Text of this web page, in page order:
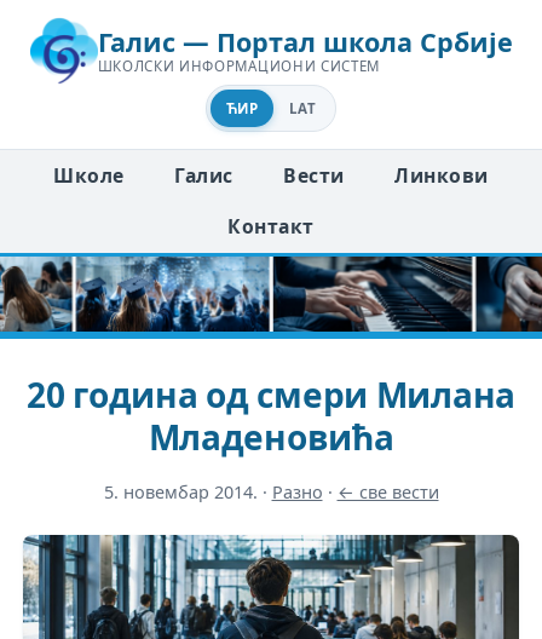
Галис — Портал школа Србије
ШКОЛСКИ ИНФОРМАЦИОНИ СИСТЕМ
ЋИР LAT
Школе Галис Вести
Линкови
Контакт
20 година од смери Милана
Младеновића
5. новембар 2014. · Разно · ← све вести